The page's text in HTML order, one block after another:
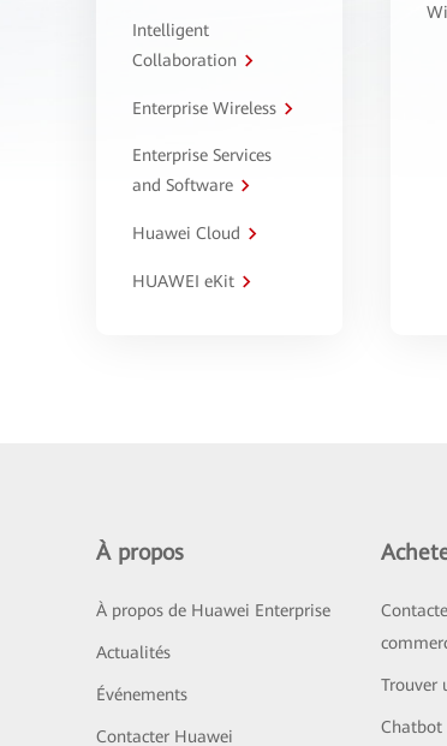
Intelligent
Collaboration
Enterprise Wireless
Enterprise Services
and Software
Huawei Cloud
HUAWEI eKit
À propos
À propos de Huawei Enterprise
Actualités
Événements
Contacter Huawei
Trouver
Chatbot